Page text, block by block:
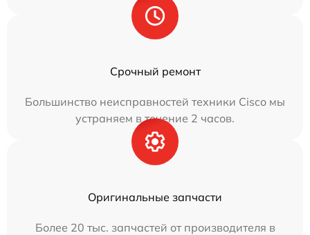
Срочный ремонт
Большинство неисправностей техники Cisco мы
устраняем в течение 2 часов.
Оригинальные запчасти
Более 20 тыс. запчастей от производителя в